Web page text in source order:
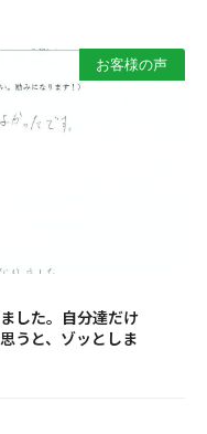
お客様の声
した。自分達だけ
うと、ゾッとしま